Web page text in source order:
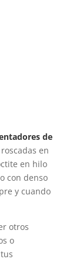
de
en
en hilo
con denso
y cuando
otros
o